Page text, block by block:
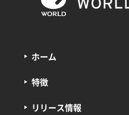
ホーム
特徴
リリース情報